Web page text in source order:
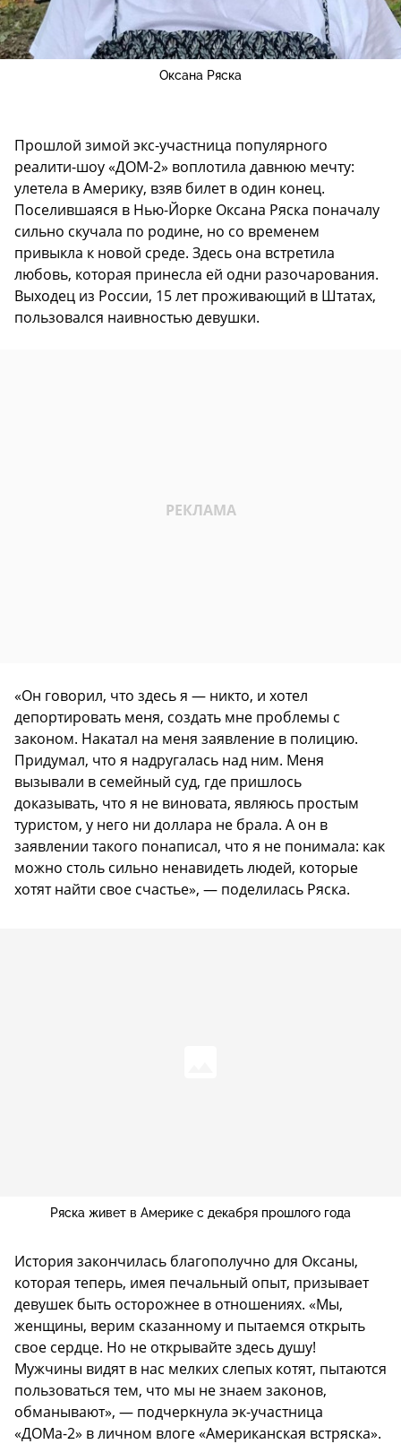
Оксана Ряска
Прошлой зимой экс-участница популярного
реалити-шоу «ДОМ-2» воплотила давнюю мечту:
улетела в Америку, взяв билет в один конец.
Поселившаяся в Нью-Йорке Оксана Ряска поначалу
сильно скучала по родине, но со временем
привыкла к новой среде. Здесь она встретила
любовь, которая принесла ей одни разочарования.
Выходец из России, 15 лет проживающий в Штатах,
пользовался наивностью девушки.
«Он говорил, что здесь я — никто, и хотел
депортировать меня, создать мне проблемы с
законом. Накатал на меня заявление в полицию.
Придумал, что я надругалась над ним. Меня
вызывали в семейный суд, где пришлось
доказывать, что я не виновата, являюсь простым
туристом, у него ни доллара не брала. А он в
заявлении такого понаписал, что я не понимала: как
можно столь сильно ненавидеть людей, которые
хотят найти свое счастье», — поделилась Ряска.
Ряска живет в Америке с декабря прошлого года
История закончилась благополучно для Оксаны,
которая теперь, имея печальный опыт, призывает
девушек быть осторожнее в отношениях. «Мы,
женщины, верим сказанному и пытаемся открыть
свое сердце. Но не открывайте здесь душу!
Мужчины видят в нас мелких слепых котят, пытаются
пользоваться тем, что мы не знаем законов,
обманывают», — подчеркнула эк-участница
«ДОМа-2» в личном влоге «Американская встряска».